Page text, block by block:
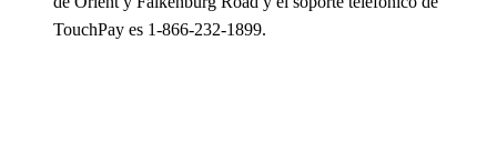
TouchPay es 1-866-232-1899.